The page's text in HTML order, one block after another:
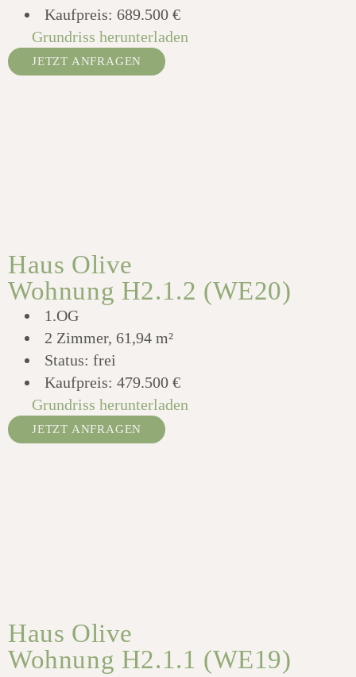
Kaufpreis: 689.500 €
Grundriss herunterladen
JETZT ANFRAGEN
Haus Olive
Wohnung H2.1.2 (WE20)
1.OG
2 Zimmer, 61,94 m²
Status: frei
Kaufpreis: 479.500 €
Grundriss herunterladen
JETZT ANFRAGEN
Haus Olive
Wohnung H2.1.1 (WE19)